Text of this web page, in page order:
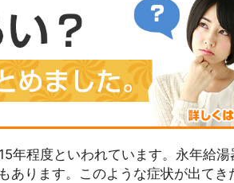
年程度といわれています。永年給湯
あります。このような症状が出てき